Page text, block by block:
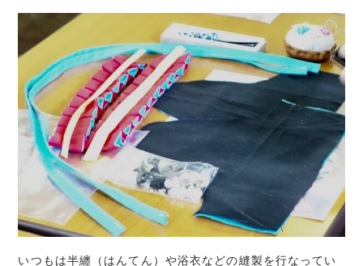
いつもは半纏（はんてん）や浴衣などの縫製を行なってい